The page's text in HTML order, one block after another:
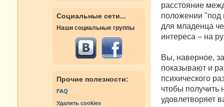
Социальные сети...
Наши социальные группы
Прочие полезности:
FAQ
Удалить cookies
расстояние
положении "под
для младенца
интереса – на
Вы, наверное,
показывают и
психического
чтобы
удовлетворяет